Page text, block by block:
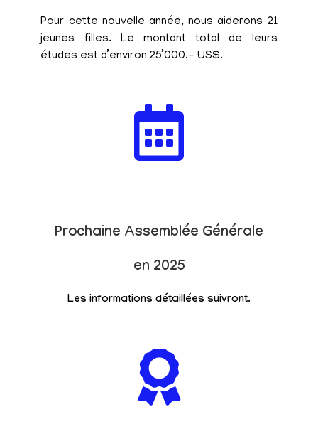
Pour cette nouvelle année, nous aiderons 21
jeunes filles. Le montant total de leurs
études est d’environ 25’000.- US$.
Prochaine Assemblée Générale
en 2025
Les informations détaillées suivront.